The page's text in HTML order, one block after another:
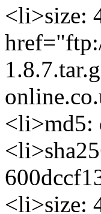
<li>size:
<li>md5:
<li>size: